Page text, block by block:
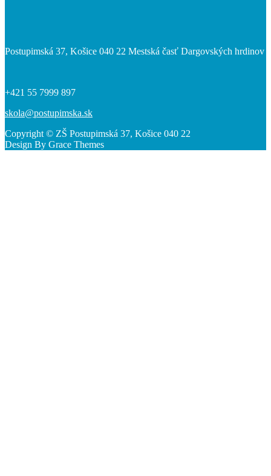
Postupimská 37, Košice 040 22 Mestská časť Dargovských hrdinov
+421 55 7999 897
skola@postupimska.sk
Copyright © ZŠ Postupimská 37, Košice 040 22
Design By Grace Themes